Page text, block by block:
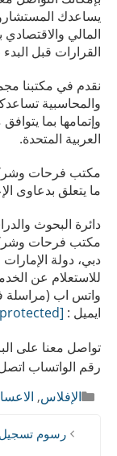
يساعدك
المالي
القرارات قبل
نقدم في مكتبنا
والمحاسبية
وإتمامها بما
العربية المتحدة.
مكتب فرحات
ما يتعلق بدعاوى
دائرة البحوث
مكتب فرحات
دبي، دولة الإمارات
للاستعلام عن
واتس اب (مراسلة فقط) :
ايميل : [email protected]
تواصل معنا على
رقم الواتساب اتصل على
التصنيفات
الإفلاس,
رسوم تسجيل